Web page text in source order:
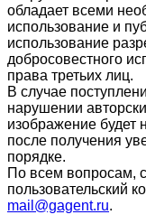
обладает всеми
использование и
использование
добросовестного
права третьих лиц.
В случае
нарушении
изображение будет
после получения
порядке.
По всем вопросам,
пользовательский
mail@gagent.ru.